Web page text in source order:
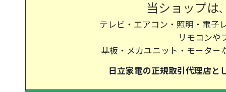
当ショップは
テレビ・エアコン・照明・電子
リモコンや
基板・メカユニット・モ－タ－
日立家電の正規取引代理店